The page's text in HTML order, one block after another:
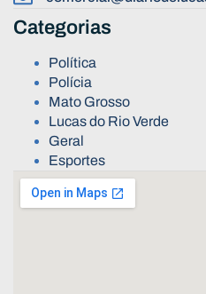
Categorias
Política
Polícia
Mato Grosso
Lucas do Rio Verde
Geral
Esportes